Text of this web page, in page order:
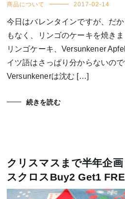
商品について 2017-02-14
今日はバレンタインですが、だ
もなく、リンゴのケーキを焼き
リンゴケーキ、Versunkener
イツ語はさっぱり分からないので
Versunkenerは沈む […]
続きを読む
クリスマスまで半年企
スクロスBuy2 Get1